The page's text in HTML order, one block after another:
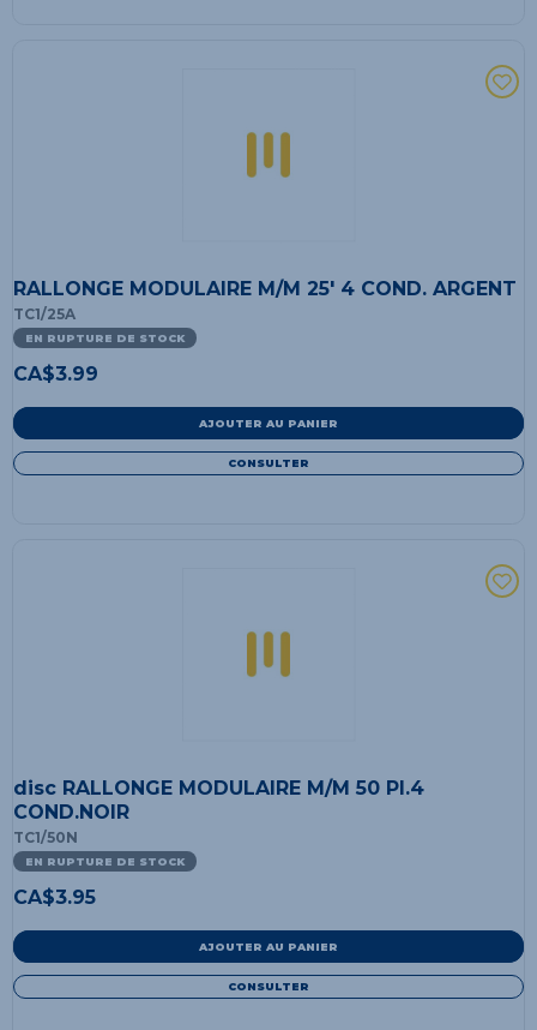
RALLONGE MODULAIRE M/M 25' 4 COND. ARGENT
TC1/25A
EN RUPTURE DE STOCK
CA$3.99
AJOUTER AU PANIER
CONSULTER
disc RALLONGE MODULAIRE M/M 50 PI.4
COND.NOIR
TC1/50N
EN RUPTURE DE STOCK
CA$3.95
AJOUTER AU PANIER
CONSULTER